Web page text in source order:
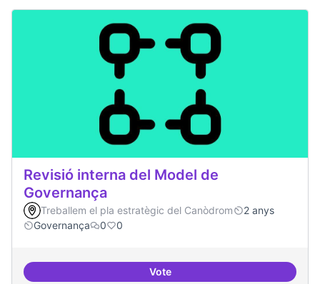
Revisió interna del Model de
Governança
Treballem el pla estratègic del Canòdrom
2 anys
Governança
0 0
VoteRevisió interna del Model de